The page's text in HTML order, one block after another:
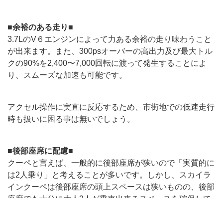
■余裕のある走り■
3.7LのV６エンジンによって力ある余裕の走り味わうこと
が出来ます。また、300psオーバーの高出力及び最大トル
クの90%を2,400〜7,000回転に渡って発生することによ
り、スムーズな加速も可能です。
アクセル操作に実直に反応するため、市街地での低速走行
時も扱いに困る事は無いでしょう。
■後部座席に配慮■
クーペと言えば、一般的に後部座席が狭いので「実質的に
は2人乗り」と考えることが多いです。しかし、スカイラ
インクーペは後部座席の頭上スペースは狭いものの、後部